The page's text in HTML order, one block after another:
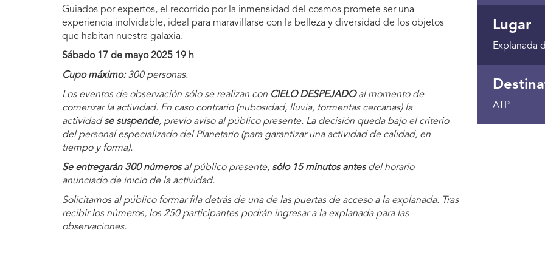
Guiados por expertos, el recorrido por la inmensidad del cosmos promete ser una
experiencia inolvidable, ideal para maravillarse con la belleza y diversidad de los objetos
que habitan nuestra galaxia.
Sábado 17 de mayo 2025 19 h
Cupo máximo:300 personas.
Los eventos de observación sólo se realizan con CIELO DESPEJADOal momento de
comenzar la actividad. En caso contrario (nubosidad, lluvia, tormentas cercanas) la
actividad se suspende, previo aviso al público presente. La decisión queda bajo el criterio
del personal especializado del Planetario (para garantizar una actividad de calidad, en
tiempo y forma).
Se entregarán 300 númerosal público presente, sólo 15 minutos antesdel horario
anunciado de inicio de la actividad.
Solicitamos al público formar fila detrás de una de las puertas de acceso a la explanada. Tras
recibir los números, los 250 participantes podrán ingresar a la explanada para las
observaciones.
Lugar
Explanada
ATP